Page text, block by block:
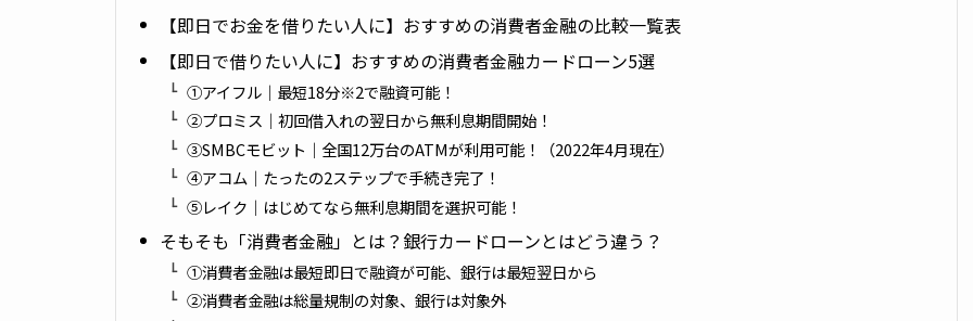
【即日でお金を借りたい人に】おすすめの消費者金融の比較一覧表
【即日で借りたい人に】おすすめの消費者金融カードローン5選
①アイフル｜最短18分※2で融資可能！
②プロミス｜初回借入れの翌日から無利息期間開始！
③SMBCモビット｜全国12万台のATMが利用可能！（2022年4月現在）
④アコム｜たったの2ステップで手続き完了！
⑤レイク｜はじめてなら無利息期間を選択可能！
そもそも「消費者金融」とは？銀行カードローンとはどう違う？
①消費者金融は最短即日で融資が可能、銀行は最短翌日から
②消費者金融は総量規制の対象、銀行は対象外